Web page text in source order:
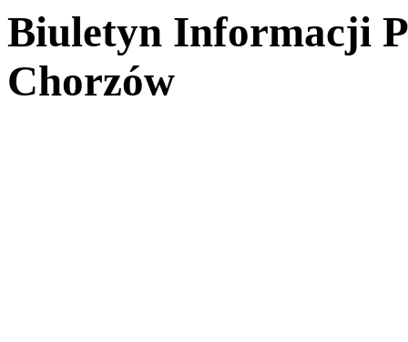
Biuletyn Informacji
Chorzów